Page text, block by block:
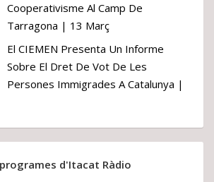
Cooperativisme Al Camp De
Tarragona | 13 Març
El CIEMEN Presenta Un Informe
Sobre El Dret De Vot De Les
Persones Immigrades A Catalunya |
d'Itacat Ràdio